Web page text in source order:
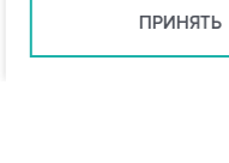
ПРИНЯТЬ